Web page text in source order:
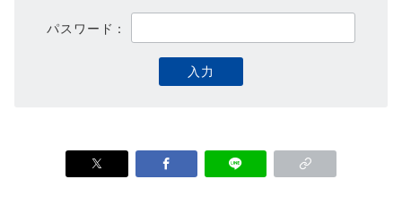
パスワード：